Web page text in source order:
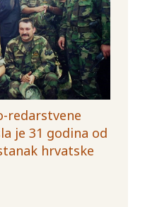
redarstvene
je 31 godina od
hrvatske